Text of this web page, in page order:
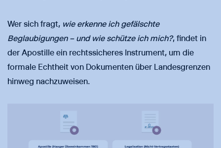
Wer sich fragt, wie erkenne ich gefälschte
Beglaubigungen – und wie schütze ich mich?, findet in
der Apostille ein rechtssicheres Instrument, um die
formale Echtheit von Dokumenten über Landesgrenzen
hinweg nachzuweisen.